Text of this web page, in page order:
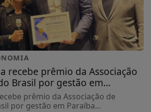
recebe prêmio da Associação
Brasil por gestão em...
prêmio da Associação de
por gestão em Paraíba...